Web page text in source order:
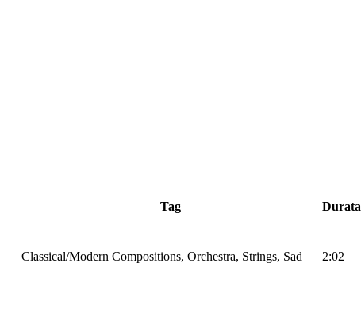
Tag Durata
Classical/Modern Compositions, Orchestra, Strings, Sad 2:02